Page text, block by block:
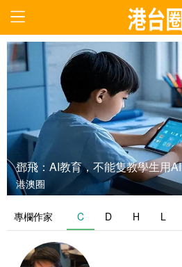
鄧飛：AI教育，不能隻教學生用AI
港澳圈
專欄作家 C D H L